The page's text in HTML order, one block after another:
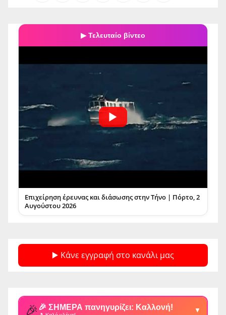
▶ Τελευταίο βίντεο
Επιχείρηση έρευνας και διάσωσης στην Τήνο | Πόρτο, 2
Αυγούστου 2026
▶️ Κάνε εγγραφή στο κανάλι μας
🎉 🎉 ΣΗΜΕΡΑ πανηγυρίζει: Καλλονή! ▼